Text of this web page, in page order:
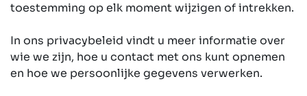
toestemming op elk moment wijzigen of intrekken.
In ons privacybeleid vindt u meer informatie over
wie we zijn, hoe u contact met ons kunt opnemen
en hoe we persoonlijke gegevens verwerken.